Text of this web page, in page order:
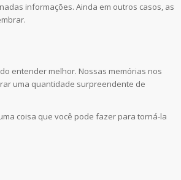
informações. Ainda em outros casos, as
entender melhor. Nossas memórias nos
uma quantidade surpreendente de
coisa que você pode fazer para torná-la